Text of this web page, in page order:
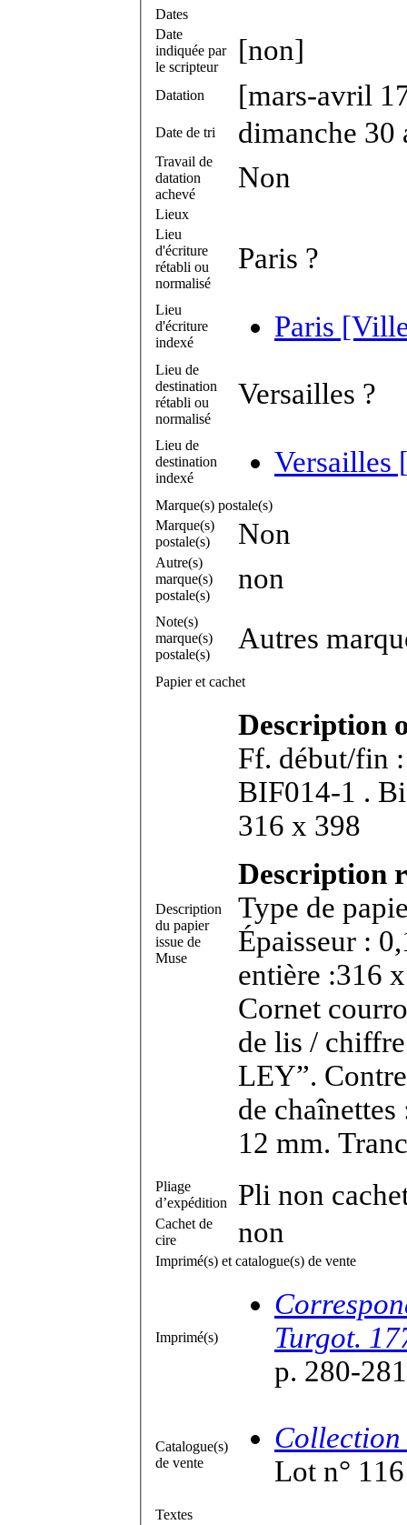
Dates
Date
indiquée par
le scripteur
[non]
Datation [mars-avril
Date de tri dimanche
Travail de
datation
achevé
Non
Lieux
Lieu
d'écriture
rétabli ou
normalisé
Paris ?
Lieu
d'écriture
indexé
Paris
Lieu de
destination
rétabli ou
normalisé
Versailles ?
Lieu de
destination
indexé
Versailles
Marque(s) postale(s)
Marque(s)
postale(s)
Non
Autre(s)
marque(s)
postale(s)
non
Note(s)
marque(s)
postale(s)
Autres
Papier et cachet
Description
du papier
issue de
Muse
Description
Ff. début/fin
BIF014-1 . Bifeuillet in-4°. Dimensions feuillet :
316 x 398
Description
Type de
Épaisseur :
entière :316
Cornet
de lis /
LEY”.
de
12 mm.
Pliage
d’expédition
Pli non
Cachet de
cire
non
Imprimé(s) et catalogue(s) de vente
Imprimé(s)
Turgot.
p. 280-281
Catalogue(s)
de vente
Collection
Lot n° 116
Textes